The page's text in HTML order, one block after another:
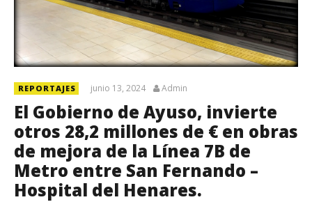
REPORTAJES junio 13, 2024 Admin
El Gobierno de Ayuso, invierte
otros 28,2 millones de € en obras
de mejora de la Línea 7B de
Metro entre San Fernando –
Hospital del Henares.